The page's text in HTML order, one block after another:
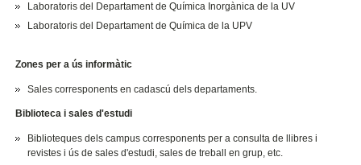
Laboratoris del Departament de Química Inorgànica de la UV
Laboratoris del Departament de Química de la UPV
Zones per a ús informàtic
Sales corresponents en cadascú dels departaments.
Biblioteca i sales d'estudi
Biblioteques dels campus corresponents per a consulta de llibres i
revistes i ús de sales d'estudi, sales de treball en grup, etc.